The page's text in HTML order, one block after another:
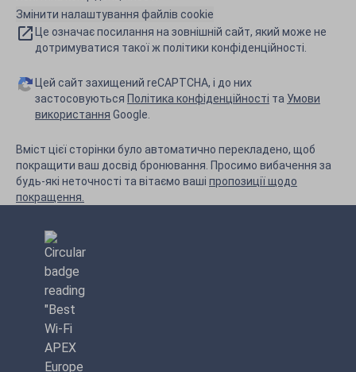
Змінити налаштування файлів cookie
Це означає посилання на зовнішній сайт, який може не
дотримуватися такої ж політики конфіденційності.
Цей сайт захищений reCAPTCHA, і до них
застосовуються Політика конфіденційності та Умови
використання Google.
Вміст цієї сторінки було автоматично перекладено, щоб
покращити ваш досвід бронювання. Просимо вибачення за
будь-які неточності та вітаємо ваші пропозиції щодо
покращення.